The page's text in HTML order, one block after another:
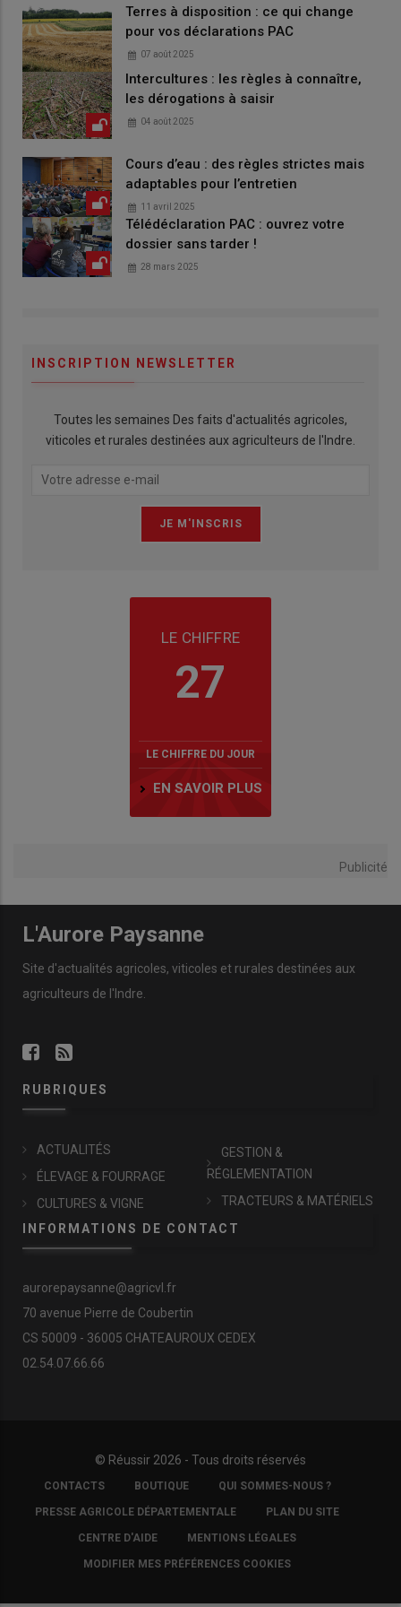
Terres à disposition : ce qui change
pour vos déclarations PAC
07 août 2025
Intercultures : les règles à connaître,
les dérogations à saisir
04 août 2025
Cours d’eau : des règles strictes mais
adaptables pour l’entretien
11 avril 2025
Télédéclaration PAC : ouvrez votre
dossier sans tarder !
28 mars 2025
INSCRIPTION NEWSLETTER
Toutes les semaines Des faits d'actualités agricoles,
viticoles et rurales destinées aux agriculteurs de l'Indre.
LE CHIFFRE
27
LE CHIFFRE DU JOUR
EN SAVOIR PLUS
Publicité
L'Aurore Paysanne
Site d'actualités agricoles, viticoles et rurales destinées aux
agriculteurs de l'Indre.
RUBRIQUES
ACTUALITÉS
ÉLEVAGE & FOURRAGE
CULTURES & VIGNE
GESTION &
RÉGLEMENTATION
TRACTEURS & MATÉRIELS
INFORMATIONS DE CONTACT
aurorepaysanne@agricvl.fr
70 avenue Pierre de Coubertin
CS 50009 - 36005 CHATEAUROUX CEDEX
02.54.07.66.66
© Réussir 2026 - Tous droits réservés
FOOTER
COPYRIGHT
CONTACTS BOUTIQUE QUI SOMMES-NOUS ?
PRESSE AGRICOLE DÉPARTEMENTALE PLAN DU SITE
CENTRE D'AIDE MENTIONS LÉGALES
MODIFIER MES PRÉFÉRENCES COOKIES